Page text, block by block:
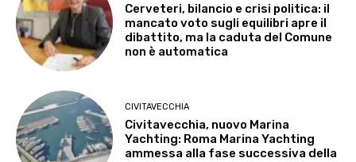
Cerveteri, bilancio e crisi politica: il
mancato voto sugli equilibri apre il
dibattito, ma la caduta del Comune
non è automatica
CIVITAVECCHIA
Civitavecchia, nuovo Marina
Yachting: Roma Marina Yachting
ammessa alla fase successiva della